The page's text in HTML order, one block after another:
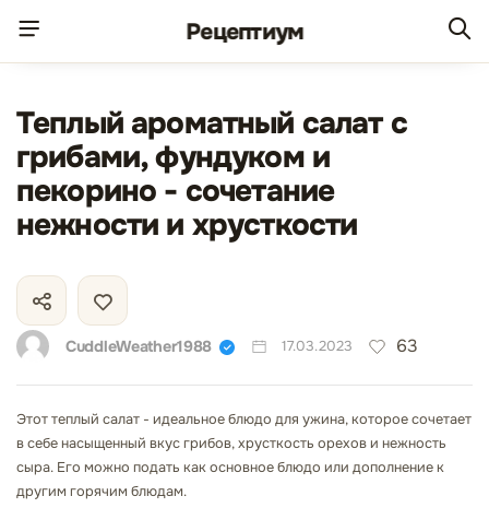
Рецептиум
Теплый ароматный салат с
грибами, фундуком и
пекорино - сочетание
нежности и хрусткости
CuddleWeather1988 17.03.2023 63
Этот теплый салат - идеальное блюдо для ужина, которое сочетает
в себе насыщенный вкус грибов, хрусткость орехов и нежность
сыра. Его можно подать как основное блюдо или дополнение к
другим горячим блюдам.